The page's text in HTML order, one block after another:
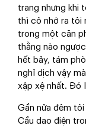
trang nhưng khi
thì cô nhớ ra tôi
trong một căn
thằng nào
hết bảy, tám
nghỉ dịch vậy
xập xệ nhất. Đó
Gần nửa đêm
Cầu dao điện